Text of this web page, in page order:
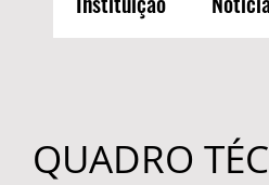
QUADRO